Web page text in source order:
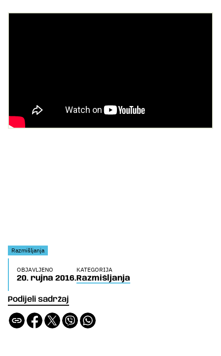
Podijeli sadržaj
Razmišljanja
OBJAVLJENO
20. rujna 2016.
KATEGORIJA
Razmišljanja